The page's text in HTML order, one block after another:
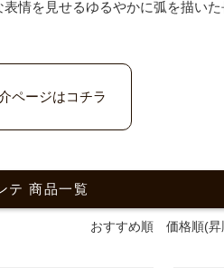
情を見せるゆるやかに弧を描い
ページはコチラ
テ 商品一覧
おすすめ順 価格順(昇